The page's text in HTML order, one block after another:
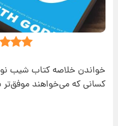
خواندن خلاصه کتاب شیب
کسانی که می‌خواهند